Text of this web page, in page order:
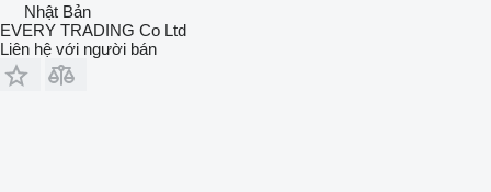
Nhật Bản
EVERY TRADING Co Ltd
Liên hệ với người bán